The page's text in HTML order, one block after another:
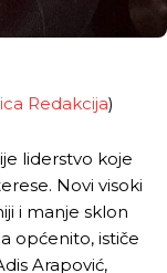
Redakcija)
liderstvo koje
Novi visoki
i manje sklon
općenito, ističe
Arapović,